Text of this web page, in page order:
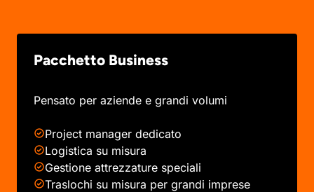
Pacchetto Business
Pensato per aziende e grandi volumi
Project manager dedicato
Logistica su misura
Gestione attrezzature speciali
Traslochi su misura per grandi imprese